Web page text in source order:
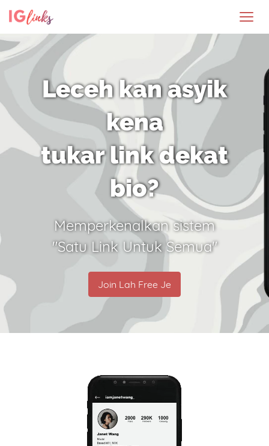
Leceh kan asyik
kena
tukar link dekat
bio?
Memperkenalkan sistem
"Satu Link Untuk Semua"
Join Lah Free Je